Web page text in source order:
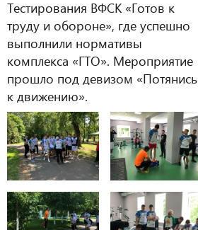
Тестирования ВФСК «Готов к
труду и обороне», где успешно
выполнили нормативы
комплекса «ГТО». Мероприятие
прошло под девизом «Потянись
к движению».